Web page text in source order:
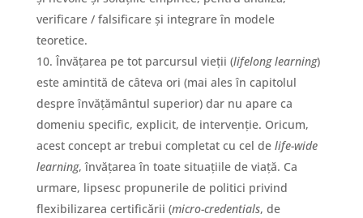
verificare / falsificare și integrare în modele
teoretice.
Învățarea pe tot parcursul vieții (lifelong learning)
este amintită de câteva ori (mai ales în capitolul
despre învățământul superior) dar nu apare ca
domeniu specific, explicit, de intervenție. Oricum,
acest concept ar trebui completat cu cel de life-wide
learning, învățarea în toate situațiile de viață. Ca
urmare, lipsesc propunerile de politici privind
flexibilizarea certificării (micro-credentials, de